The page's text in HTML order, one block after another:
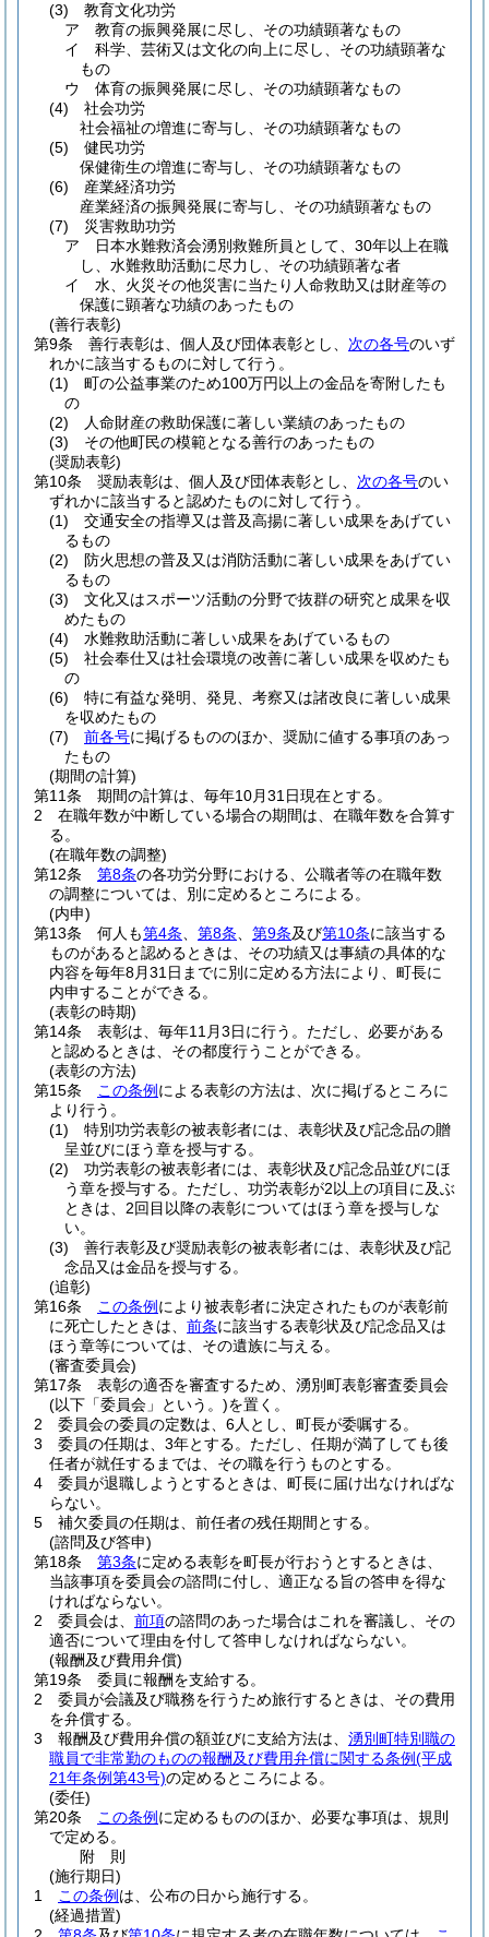
(3)
教育文化功労
ア
教育の振興発展に尽し、その功績顕著なもの
イ
科学、芸術又は文化の向上に尽し、その功績顕著な
もの
ウ
体育の振興発展に尽し、その功績顕著なもの
(4)
社会功労
社会福祉の増進に寄与し、その功績顕著なもの
(5)
健民功労
保健衛生の増進に寄与し、その功績顕著なもの
(6)
産業経済功労
産業経済の振興発展に寄与し、その功績顕著なもの
(7)
災害救助功労
ア
日本水難救済会湧別救難所員として、30年以上在職
し、水難救助活動に尽力し、その功績顕著な者
イ
水、火災その他災害に当たり人命救助又は財産等の
保護に顕著な功績のあったもの
(善行表彰)
第9条
善行表彰は、個人及び団体表彰とし、 次の各号のいず
れかに該当するものに対して行う。
(1)
町の公益事業のため100万円以上の金品を寄附したも
の
(2)
人命財産の救助保護に著しい業績のあったもの
(3)
その他町民の模範となる善行のあったもの
(奨励表彰)
第10条
奨励表彰は、個人及び団体表彰とし、 次の各号のい
ずれかに該当すると認めたものに対して行う。
(1)
交通安全の指導又は普及高揚に著しい成果をあげてい
るもの
(2)
防火思想の普及又は消防活動に著しい成果をあげてい
るもの
(3)
文化又はスポーツ活動の分野で抜群の研究と成果を収
めたもの
(4)
水難救助活動に著しい成果をあげているもの
(5)
社会奉仕又は社会環境の改善に著しい成果を収めたも
の
(6)
特に有益な発明、発見、考察又は諸改良に著しい成果
を収めたもの
(7)
前各号に掲げるもののほか、奨励に値する事項のあっ
たもの
(期間の計算)
第11条
期間の計算は、毎年10月31日現在とする。
2
在職年数が中断している場合の期間は、在職年数を合算す
る。
(在職年数の調整)
第12条
第8条の各功労分野における、公職者等の在職年数
の調整については、別に定めるところによる。
(内申)
第13条
何人も第4条 第8条 第9条及び第10条に該当する
ものがあると認めるときは、その功績又は事績の具体的な
内容を毎年8月31日までに別に定める方法により、町長に
内申することができる。
(表彰の時期)
第14条
表彰は、毎年11月3日に行う。 ただし、必要がある
と認めるときは、その都度行うことができる。
(表彰の方法)
第15条
この条例 による表彰の方法は、次に掲げるところに
より行う。
(1)
特別功労表彰の被表彰者には、表彰状及び記念品の贈
呈並びにほう章を授与する。
(2)
功労表彰の被表彰者には、表彰状及び記念品並びにほ
う章を授与する。 ただし、功労表彰が2以上の項目に及ぶ
ときは、2回目以降の表彰についてはほう章を授与しな
い。
(3)
善行表彰及び奨励表彰の被表彰者には、表彰状及び記
念品又は金品を授与する。
(追彰)
第16条
この条例 により被表彰者に決定されたものが表彰前
に死亡したときは、 前条に該当する表彰状及び記念品又は
ほう章等については、その遺族に与える。
(審査委員会)
第17条
表彰の適否を審査するため、湧別町表彰審査委員会
(以下「委員会」という。)を置く。
2
委員会の委員の定数は、6人とし、町長が委嘱する。
3
委員の任期は、3年とする。 ただし、任期が満了しても後
任者が就任するまでは、その職を行うものとする。
4
委員が退職しようとするときは、町長に届け出なければな
らない。
5
補欠委員の任期は、前任者の残任期間とする。
(諮問及び答申)
第18条
第3条に定める表彰を町長が行おうとするときは、
当該事項を委員会の諮問に付し、適正なる旨の答申を得な
ければならない。
2
委員会は、 前項の諮問のあった場合はこれを審議し、その
適否について理由を付して答申しなければならない。
(報酬及び費用弁償)
第19条
委員に報酬を支給する。
2
委員が会議及び職務を行うため旅行するときは、その費用
を弁償する。
3
報酬及び費用弁償の額並びに支給方法は、 湧別町特別職の
職員で非常勤のものの報酬及び費用弁償に関する条例(平成
21年条例第43号)の定めるところによる。
(委任)
第20条
この条例 に定めるもののほか、必要な事項は、規則
で定める。
附 則
(施行期日)
1
この条例 は、公布の日から施行する。
(経過措置)